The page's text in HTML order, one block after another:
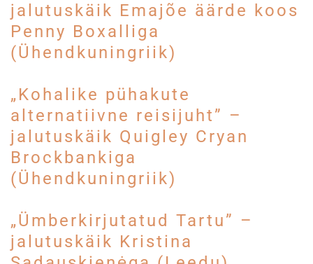
jalutuskäik Emajõe äärde koos
Penny Boxalliga
(Ühendkuningriik)
„Kohalike pühakute
alternatiivne reisijuht” –
jalutuskäik Quigley Cryan
Brockbankiga
(Ühendkuningriik)
„Ümberkirjutatud Tartu” –
jalutuskäik Kristina